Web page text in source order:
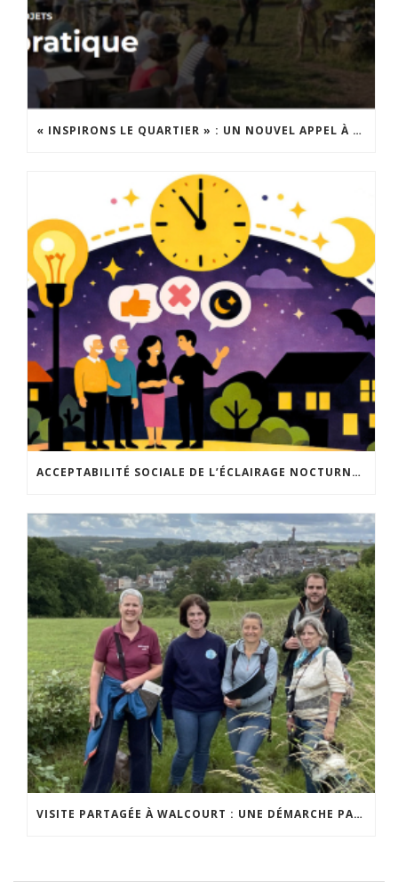
« INSPIRONS LE QUARTIER » : UN NOUVEL APPEL À PROJETS EST LANCÉ !
ACCEPTABILITÉ SOCIALE DE L’ÉCLAIRAGE NOCTURNE : LE REPLAY EST DISPONIBLE
VISITE PARTAGÉE À WALCOURT : UNE DÉMARCHE PARTICIPATIVE ANIMÉE PAR ESPACE ENVIRONNEMENT